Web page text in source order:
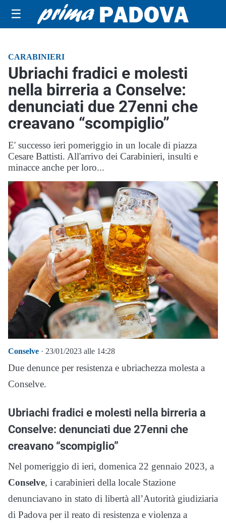
☰
CARABINIERI
Ubriachi fradici e molesti
nella birreria a Conselve:
denunciati due 27enni che
creavano “scompiglio”
E' successo ieri pomeriggio in un locale di piazza
Cesare Battisti. All'arrivo dei Carabinieri, insulti e
minacce anche per loro...
Conselve · 23/01/2023 alle 14:28
Due denunce per resistenza e ubriachezza molesta a
Conselve.
Ubriachi fradici e molesti nella birreria a
Conselve: denunciati due 27enni che
creavano “scompiglio”
Nel pomeriggio di ieri, domenica 22 gennaio 2023, a
Conselve, i carabinieri della locale Stazione
denunciavano in stato di libertà all’Autorità giudiziaria
di Padova per il reato di resistenza e violenza a